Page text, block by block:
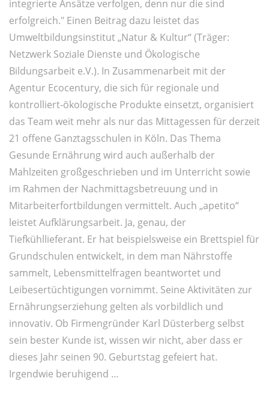
integrierte Ansätze verfolgen, denn nur die sind
erfolgreich." Einen Beitrag dazu leistet das
Umweltbildungsinstitut „Natur & Kultur“ (Träger:
Netzwerk Soziale Dienste und Ökologische
Bildungsarbeit e.V.). In Zusammenarbeit mit der
Agentur Ecocentury, die sich für regionale und
kontrolliert-ökologische Produkte einsetzt, organisiert
das Team weit mehr als nur das Mittagessen für derzeit
21 offene Ganztagsschulen in Köln. Das Thema
Gesunde Ernährung wird auch außerhalb der
Mahlzeiten großgeschrieben und im Unterricht sowie
im Rahmen der Nachmittagsbetreuung und in
Mitarbeiterfortbildungen vermittelt. Auch „apetito“
leistet Aufklärungsarbeit. Ja, genau, der
Tiefkühllieferant. Er hat beispielsweise ein Brettspiel für
Grundschulen entwickelt, in dem man Nährstoffe
sammelt, Lebensmittelfragen beantwortet und
Leibesertüchtigungen vornimmt. Seine Aktivitäten zur
Ernährungserziehung gelten als vorbildlich und
innovativ. Ob Firmengründer Karl Düsterberg selbst
sein bester Kunde ist, wissen wir nicht, aber dass er
dieses Jahr seinen 90. Geburtstag gefeiert hat.
Irgendwie beruhigend …